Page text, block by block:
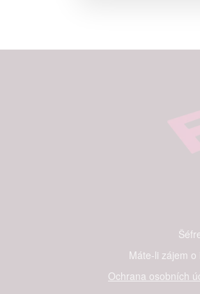
Máte-li zájem
Ochrana osobních
služeb
možnost: Zajištění
Poskytování a